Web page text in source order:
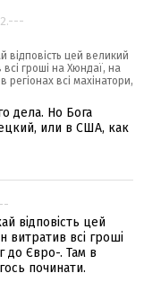
відповість цей великий
гроші на Хюндаї, на
регіонах всі махінатори,
дела. Но Бога
или в США, как
відповість цей
витратив всі гроші
до Євро-. Там в
починати.